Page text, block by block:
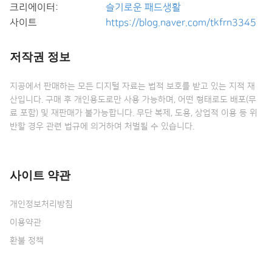
크리에이터:
슬기로운 패드생활
사이트
https://blog.naver.com/tkfrn3345
저작권 정보
지공에서 판매하는 모든 디지털 자료는 법적 보호를 받고 있는 지적 재
산입니다. 구매 후 개인용도로만 사용 가능하며, 어떤 형태로도 배포(무
료 포함) 및 재판매가 불가능합니다. 무단 복제, 도용, 상업적 이용 등 위
반할 경우 관련 법규에 의거하여 처벌될 수 있습니다.
사이트 약관
개인정보처리방침
이용약관
환불 정책